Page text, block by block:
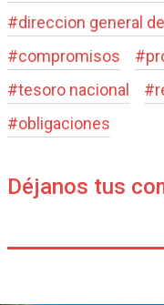
#direccion general
#compromisos #
#tesoro nacional #
#obligaciones
Déjanos tus